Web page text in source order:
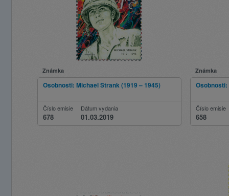
Známka
Osobnosti: Michael Strank (1919 – 1945)
Číslo emisie
678
Dátum vydania
01.03.2019
Známka
Osobnosti:
Číslo emisie
658